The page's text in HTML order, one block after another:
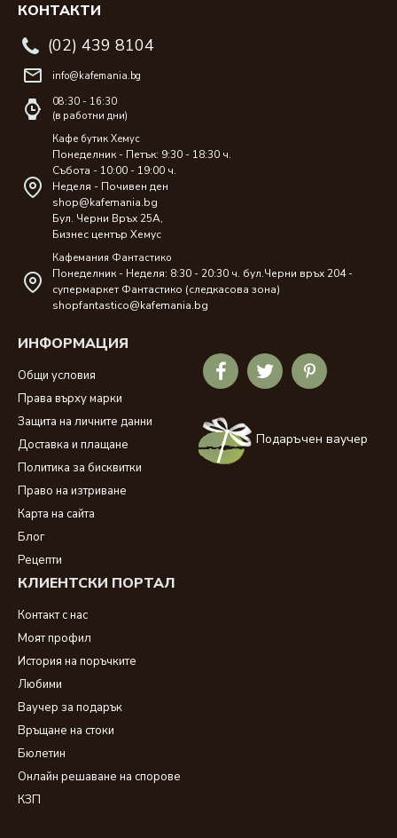
КОНТАКТИ
(02) 439 8104
info@kafemania.bg
08:30 - 16:30
(в работни дни)
Кафе бутик Хемус
Понеделник - Петък: 9:30 - 18:30 ч.
Събота - 10:00 - 19:00 ч.
Неделя - Почивен ден
shop@kafemania.bg
Бул. Черни Връх 25A,
Бизнес център Хемус
Кафемания Фантастико
Понеделник - Неделя: 8:30 - 20:30 ч. бул.Черни връх 204 -
супермаркет Фантастико (следкасова зона)
shopfantastico@kafemania.bg
ИНФОРМАЦИЯ
Общи условия
Права върху марки
Защита на личните данни
Доставка и плащане
Политика за бисквитки
Право на изтриване
Карта на сайта
Блог
Рецепти
КЛИЕНТСКИ ПОРТАЛ
Контакт с нас
Моят профил
История на поръчките
Любими
Ваучер за подарък
Връщане на стоки
Бюлетин
Онлайн решаване на спорове
КЗП
Подаръчен ваучер